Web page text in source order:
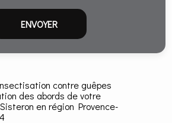
contre guêpes
des abords de votre
en région Provence-